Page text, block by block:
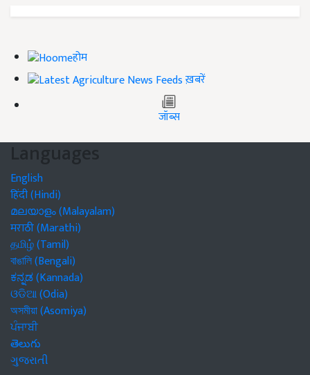
होम
ख़बरें
जॉब्स
Languages
English
हिंदी (Hindi)
മലയാളം (Malayalam)
मराठी (Marathi)
தமிழ் (Tamil)
বাঙালি (Bengali)
ಕನ್ನಡ (Kannada)
ଓଡିଆ (Odia)
অসমীয়া (Asomiya)
ਪੰਜਾਬੀ
తెలుగు
ગુજરાતી